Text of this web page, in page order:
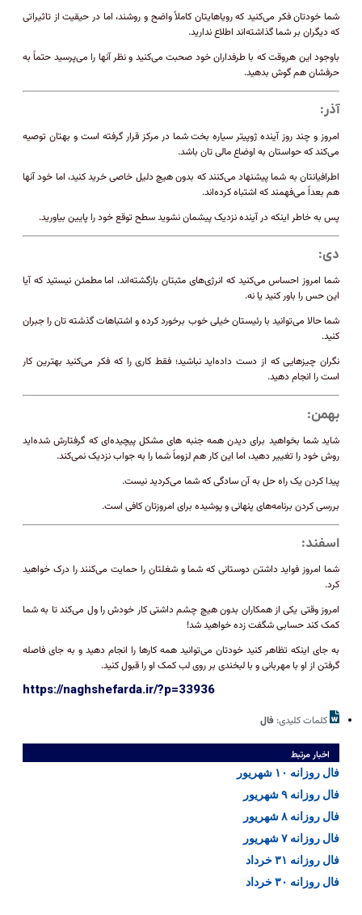
شما خودتان فکر می‌کنید که رویاهایتان کاملاً واضح و روشند، اما در حیقیت از تاثیراتی
که دیگران بر شما گذاشته‌اند اطلاع ندارید.
باوجود این هروقت که با طرفداران خود صحبت می‌کنید و نظر آنها را می‌پرسید حتماً به
حرفشان هم گوش بدهید.
آذر:
امروز و چند روز آینده ژوپیتر سیاره بخت شما در مرکز قرار گرفته است و بهتان توصیه
می‌کند که حواستان به اوضاع مالی تان باشد.
اطرافیانتان به شما پیشنهاد می‌کنند که بدون هیچ دلیل خاصی خرید کنید، اما خود آنها
هم بعداً می‌فهمند که اشتباه کرده‌اند.
پس به خاطر اینکه در آینده نزدیک پیشمان نشوید سطح توقع خود را پایین بیاورید.
دی:
شما امروز احساس می‌کنید که انرژی‌های مثبتان بازگشته‌اند، اما مطمئن نیستید که آیا
این حس را باور کنید یا نه.
شما حالا می‌توانید با رئیستان خیلی خوب برخورد کرده و اشتباهات گذشته تان را جبران
کنید.
نگران چیزهایی که از دست داده‌اید نباشید؛ فقط کاری را که فکر می‌کنید بهترین کار
است را انجام دهید.
بهمن:
شاید شما بخواهید برای دیدن همه جنبه های مشکل پیچیده‌ای که گرفتارش شده‌اید
روش خود را تغییر دهید، اما این کار هم لزوماً شما را به جواب نزدیک نمی‌کند.
پیدا کردن یک راه حل به آن سادگی که شما می‌کردید نیست.
بررسی کردن برنامه‌های پنهانی و پوشیده برای امروزتان کافی است.
اسفند:
شما امروز فواید داشتن دوستانی که شما و شغلتان را حمایت می‌کنند را درک خواهید
کرد.
امروز وقتی یکی از همکاران بدون هیچ چشم داشتی کار خودش را ول می‌کند تا به شما
کمک کند حسابی شگفت زده خواهید شد!
به جای اینکه تظاهر کنید خودتان می‌توانید همه کارها را انجام دهید و به جای فاصله
گرفتن از او با مهربانی و با لبخندی بر روی لب کمک او را قبول کنید.
https://naghshefarda.ir/?p=33936
کلمات کلیدی: فال
اخبار مرتبط
فال روزانه ۱۰ شهریور
فال روزانه ۹ شهریور
فال روزانه ۸ شهریور
فال روزانه ۷ شهریور
فال روزانه ۳۱ خرداد
فال روزانه ۳۰ خرداد